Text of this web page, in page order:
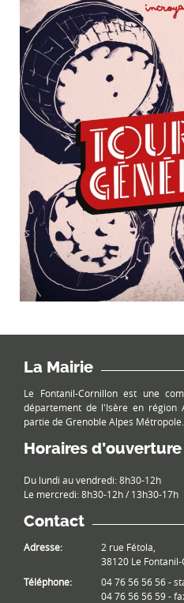
La Mairie
Le Fontanil-Cornillon est une
département de l'Isère en région
partie de Grenoble Alpes Métropole.
Horaires d’ouverture
Du lundi au vendredi: 8h30-12h
Le mercredi: 8h30-12h / 13h30-17h
Contact
Adresse:
2 rue Fétola,
38120 Le
Téléphone:
04 76 56 56 56 -
04 76 56 56 59 -